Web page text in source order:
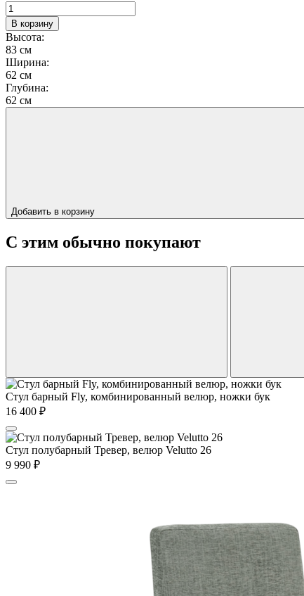
Количество
товара
Стул
"SNAP"
В корзину
Высота:
83 см
Ширина:
62 см
Глубина:
62 см
Добавить в корзину
С этим обычно покупают
Стул барный Fly, комбинированный велюр, ножки бук
16 400 ₽
Стул полубарный Тревер, велюр Velutto 26
9 990 ₽